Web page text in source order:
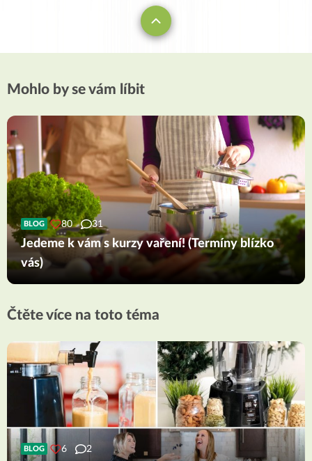
Mohlo by se vám líbit
BLOG 80 31
Jedeme k vám s kurzy vaření! (Termíny blízko
vás)
Čtěte více na toto téma
BLOG 6 2